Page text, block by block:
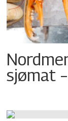
sjømat